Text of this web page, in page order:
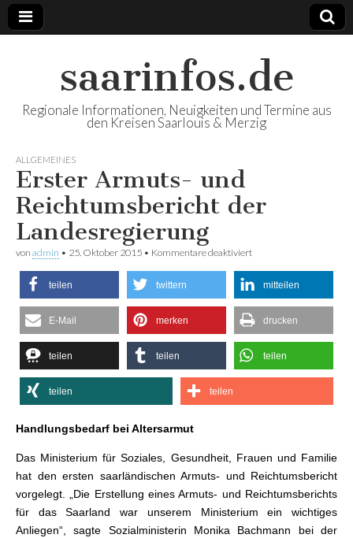
saarinfos.de
Regionale Informationen, Neuigkeiten und Termine aus
den Kreisen Saarlouis & Merzig
ALLGEMEINES
Erster Armuts- und
Reichtumsbericht der
Landesregierung
von admin • 25. Oktober 2015 • Kommentare deaktiviert
teilen twittern mitteilen
E-Mail merken drucken
teilen teilen teilen
teilen teilen
Handlungsbedarf bei Altersarmut
Das Ministerium für Soziales, Gesundheit, Frauen und Familie
hat den ersten saarländischen Armuts- und Reichtumsbericht
vorgelegt. „Die Erstellung eines Armuts- und Reichtumsberichts
für das Saarland war unserem Ministerium ein wichtiges
Anliegen“, sagte Sozialministerin Monika Bachmann bei der